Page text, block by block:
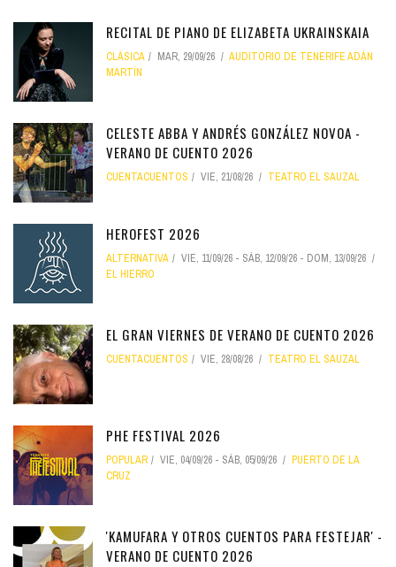
RECITAL DE PIANO DE ELIZABETA UKRAINSKAIA
CLÁSICA MAR, 29/09/26
AUDITORIO DE TENERIFE ADÁN
MARTÍN
CELESTE ABBA Y ANDRÉS GONZÁLEZ NOVOA -
VERANO DE CUENTO 2026
CUENTACUENTOS VIE, 21/08/26 TEATRO EL SAUZAL
HEROFEST 2026
ALTERNATIVA VIE, 11/09/26 - SÁB, 12/09/26 - DOM, 13/09/26
EL HIERRO
EL GRAN VIERNES DE VERANO DE CUENTO 2026
CUENTACUENTOS VIE, 28/08/26 TEATRO EL SAUZAL
PHE FESTIVAL 2026
POPULAR VIE, 04/09/26 - SÁB, 05/09/26
PUERTO DE LA
CRUZ
'KAMUFARA Y OTROS CUENTOS PARA FESTEJAR' -
VERANO DE CUENTO 2026